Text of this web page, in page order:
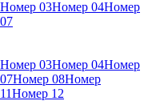
Номер 03Номер 04Номер
Номер 03Номер 04Номер
Номер 08Номер
Номер 12